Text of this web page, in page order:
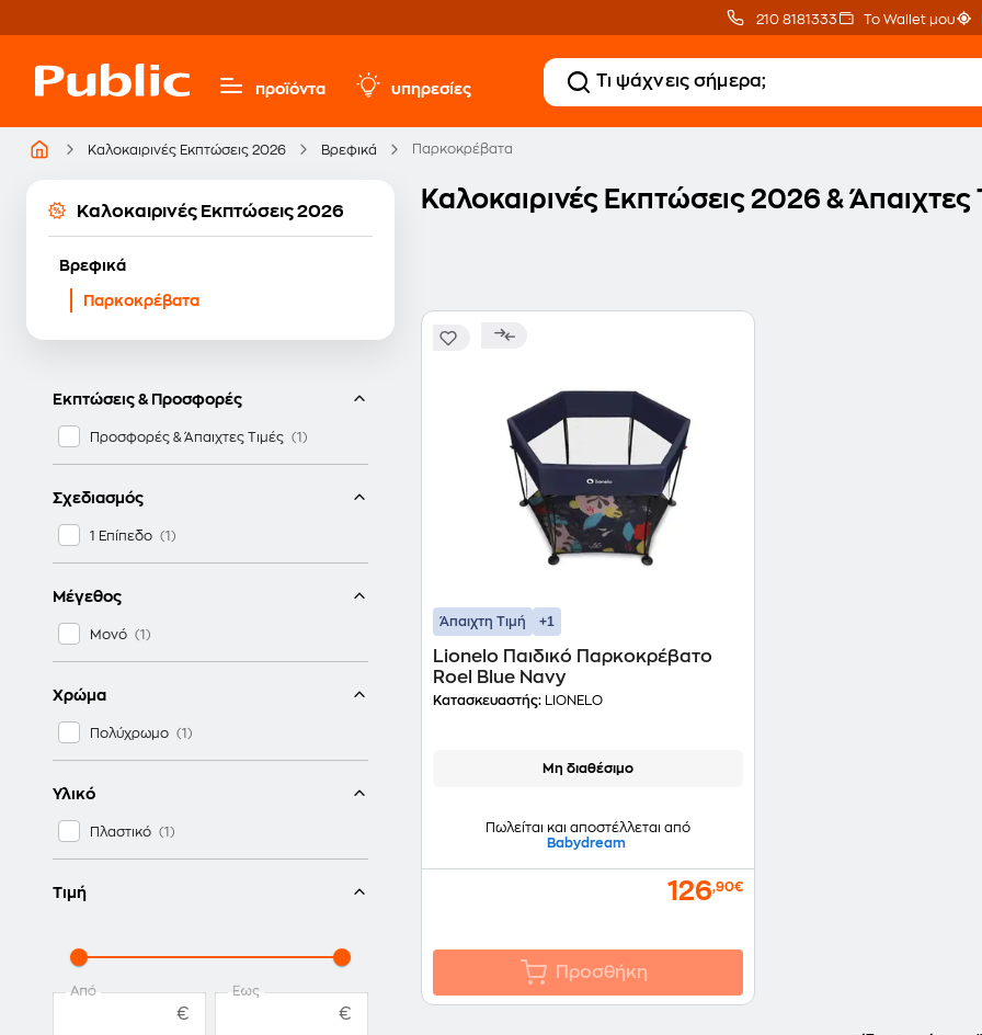
210 8181333 Το Wallet μου
προϊόντα υπηρεσίες
Καλοκαιρινές Εκπτώσεις 2026 Βρεφικά Παρκοκρέβατα
Καλοκαιρινές Εκπτώσεις 2026
Βρεφικά
Παρκοκρέβατα
Εκπτώσεις & Προσφορές
Προσφορές & Άπαιχτες Τιμές
Σχεδιασμός
1 Επίπεδο
Μέγεθος
Μονό
Χρώμα
Πολύχρωμο
Υλικό
Πλαστικό
Τιμή
Από
€
Έως
€
Καλοκαιρινές Εκπτώσεις 2026 &
Άπαιχτη Τιμή +1
Lionelo Παιδικό Παρκοκρέβατο
Roel Blue Navy
Κατασκευαστής: LIONELO
Μη διαθέσιμο
Πωλείται και αποστέλλεται από
Babydream
126,90€
Προσθήκη